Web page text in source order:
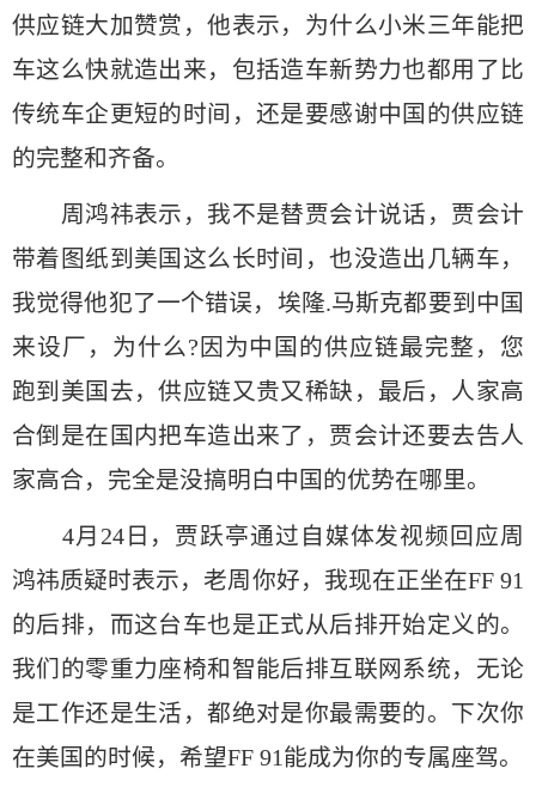
供应链大加赞赏，他表示，为什么小米三年能把
车这么快就造出来，包括造车新势力也都用了比
传统车企更短的时间，还是要感谢中国的供应链
的完整和齐备。
周鸿祎表示，我不是替贾会计说话，贾会计
带着图纸到美国这么长时间，也没造出几辆车，
我觉得他犯了一个错误，埃隆.马斯克都要到中国
来设厂，为什么?因为中国的供应链最完整，您
跑到美国去，供应链又贵又稀缺，最后，人家高
合倒是在国内把车造出来了，贾会计还要去告人
家高合，完全是没搞明白中国的优势在哪里。
4月24日，贾跃亭通过自媒体发视频回应周
鸿祎质疑时表示，老周你好，我现在正坐在FF 91
的后排，而这台车也是正式从后排开始定义的。
我们的零重力座椅和智能后排互联网系统，无论
是工作还是生活，都绝对是你最需要的。下次你
在美国的时候，希望FF 91能成为你的专属座驾。